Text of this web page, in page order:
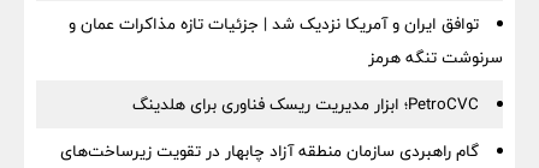
توافق ایران و آمریکا نزدیک شد | جزئیات تازه مذاکرات عمان و
سرنوشت تنگه هرمز
PetroCVC؛ ابزار مدیریت ریسک فناوری برای هلدینگ
گام راهبردی سازمان منطقه آزاد چابهار در تقویت زیرساخت‌های